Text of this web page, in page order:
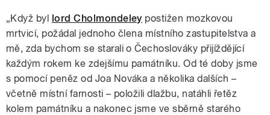
„Když byl lord Cholmondeley postižen mozkovou
mrtvicí, požádal jednoho člena místního zastupitelstva a
mě, zda bychom se starali o Čechoslováky přijíždějící
každým rokem ke zdejšímu památníku. Od té doby jsme
s pomocí peněz od Joa Nováka a několika dalších –
včetně místní farnosti – položili dlažbu, natáhli řetěz
kolem památníku a nakonec jsme ve sběrně starého